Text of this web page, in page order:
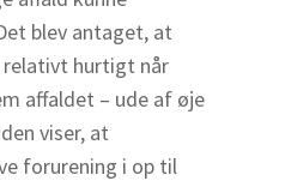
blev antaget, at
relativt hurtigt når
affaldet – ude af øje
viser, at
forurening i op til